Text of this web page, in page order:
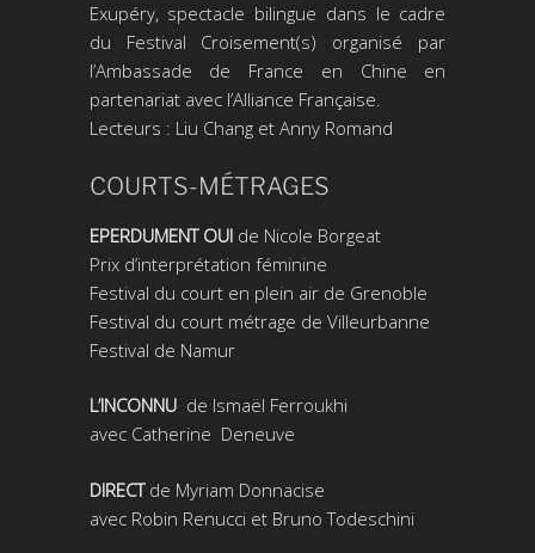
Exupéry, spectacle bilingue dans le cadre
du Festival Croisement(s) organisé par
l’Ambassade de France en Chine en
partenariat avec l’Alliance Française.
Lecteurs : Liu Chang et Anny Romand
COURTS-MÉTRAGES
EPERDUMENT OUIde Nicole Borgeat
Prix d’interprétation féminine
Festival du court en plein air de Grenoble
Festival du court métrage de Villeurbanne
Festival de Namur
L’INCONNUde Ismaël Ferroukhi
avec Catherine Deneuve
DIRECTde Myriam Donnacise
avec Robin Renucci et Bruno Todeschini